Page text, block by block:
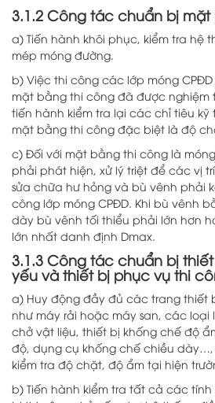
3.1.2 Công tác chuẩn bị
a) Tiến hành khôi phục, kiểm tra hệ
mép móng đường.
b) Việc thi công các lớp móng
mặt bằng thi công đã được nghiệm
tiến hành kiểm tra lại các chỉ tiêu
mặt bằng thi công đặc biệt là độ
c) Đối với mặt bằng thi công là
phải phát hiện, xử lý triệt để các vị
sửa chữa hư hỏng và bù vênh phải
công lớp móng CPĐD. Khi bù vênh
dày bù vênh tối thiểu phải lớn hơn
lớn nhất danh định Dmax.
3.1.3 Công tác chuẩn bị
yếu và thiết bị phục vụ thi
a) Huy động đầy đủ các trang thiết
như máy rải hoặc máy san, các loại
chở vật liệu, thiết bị khống chế độ
độ, dụng cụ khống chế chiều
kiểm tra độ chặt, độ ẩm tại hiện
b) Tiến hành kiểm tra tất cả các